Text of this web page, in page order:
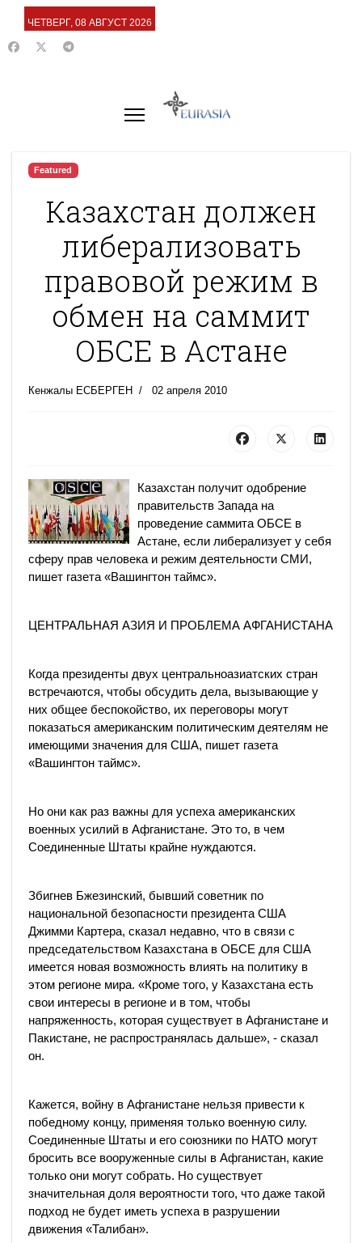
ЧЕТВЕРГ, 08 АВГУСТ 2026
Featured
Казахстан должен
либерализовать
правовой режим в
обмен на саммит
ОБСЕ в Астане
Кенжалы ЕСБЕРГЕН 02 апреля 2010
Казахстан получит одобрение
правительств Запада на
проведение саммита ОБСЕ в
Астане, если либерализует у себя
сферу прав человека и режим деятельности СМИ,
пишет газета «Вашингтон таймс».
ЦЕНТРАЛЬНАЯ АЗИЯ И ПРОБЛЕМА АФГАНИСТАНА
Когда президенты двух центральноазиатских стран
встречаются, чтобы обсудить дела, вызывающие у
них общее беспокойство, их переговоры могут
показаться американским политическим деятелям не
имеющими значения для США, пишет газета
«Вашингтон таймс».
Но они как раз важны для успеха американских
военных усилий в Афганистане. Это то, в чем
Соединенные Штаты крайне нуждаются.
Збигнев Бжезинский, бывший советник по
национальной безопасности президента США
Джимми Картера, сказал недавно, что в связи с
председательством Казахстана в ОБСЕ для США
имеется новая возможность влиять на политику в
этом регионе мира. «Кроме того, у Казахстана есть
свои интересы в регионе и в том, чтобы
напряженность, которая существует в Афганистане и
Пакистане, не распространялась дальше», - сказал
он.
Кажется, войну в Афганистане нельзя привести к
победному концу, применяя только военную силу.
Соединенные Штаты и его союзники по НАТО могут
бросить все вооруженные силы в Афганистан, какие
только они могут собрать. Но существует
значительная доля вероятности того, что даже такой
подход не будет иметь успеха в разрушении
движения «Талибан».